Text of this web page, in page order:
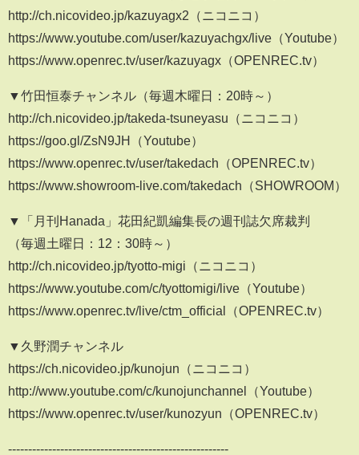
http://ch.nicovideo.jp/kazuyagx2（ニコニコ）
https://www.youtube.com/user/kazuyachgx/live（Youtube）
https://www.openrec.tv/user/kazuyagx（OPENREC.tv）
▼竹田恒泰チャンネル（毎週木曜日：20時～）
http://ch.nicovideo.jp/takeda-tsuneyasu（ニコニコ）
https://goo.gl/ZsN9JH（Youtube）
https://www.openrec.tv/user/takedach（OPENREC.tv）
https://www.showroom-live.com/takedach（SHOWROOM）
▼「月刊Hanada」花田紀凱編集長の週刊誌欠席裁判
（毎週土曜日：12：30時～）
http://ch.nicovideo.jp/tyotto-migi（ニコニコ）
https://www.youtube.com/c/tyottomigi/live（Youtube）
https://www.openrec.tv/live/ctm_official（OPENREC.tv）
▼久野潤チャンネル
https://ch.nicovideo.jp/kunojun（ニコニコ）
http://www.youtube.com/c/kunojunchannel（Youtube）
https://www.openrec.tv/user/kunozyun（OPENREC.tv）
-------------------------------------------------------